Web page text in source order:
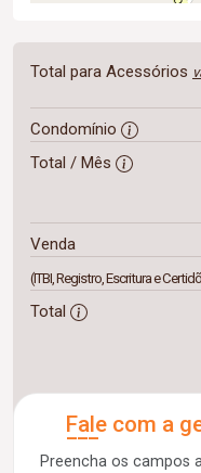
Total para Acessórios
Condomínio
Total / Mês
Venda
(ITBI, Registro, Escritura e
Total
Fale com a
Preencha os campos